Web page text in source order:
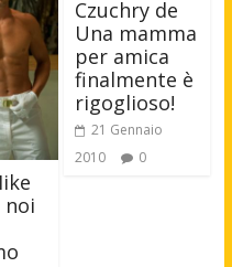
noi
Czuchry de
Una mamma
per amica
finalmente è
rigoglioso!
21 Gennaio
2010
0